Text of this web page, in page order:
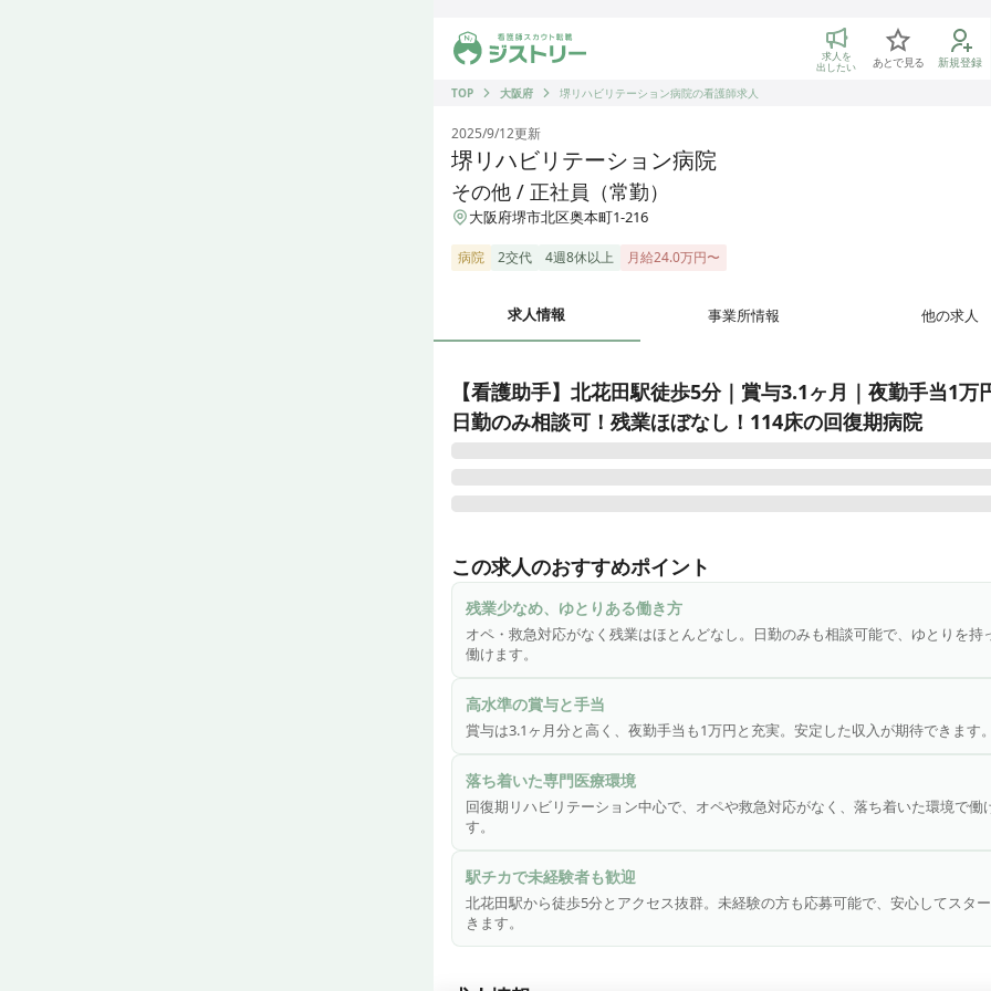
ジストリー 看護師の転職マッチング
求人を
出したい あとで見る 新規登録
TOP
大阪府 堺リハビリテーション病院の看護師求人
2025/9/12更新
堺リハビリテーション病院
その他 / 正社員（常勤）
大阪府堺市北区奥本町1-216
病院 2交代 4週8休以上 月給24.0万円〜
求人情報 事業所情報 他の求人
【看護助手】北花田駅徒歩5分｜賞与3.1ヶ月｜夜勤手当1万
日勤のみ相談可！残業ほぼなし！114床の回復期病院
病院】は、回復期リハビリテーション病棟 45床、療養病床 40床、障害
29床を有し、リハビリテーション科を標榜する病院です。オペや救急対
く、急性期病院と比べて落ち着いた雰囲気が特徴的で、職員もゆとりを
働いています。
＼看護助手を募集中！／
興味を持っていただけた方は【応募する】を押して、ご応募ください！
ご応募お待ちしております！
この求人のおすすめポイント
残業少なめ、ゆとりある働き方
オペ・救急対応がなく残業はほとんどなし。日勤のみも相談可能で、ゆとりを持
働けます。
高水準の賞与と手当
賞与は3.1ヶ月分と高く、夜勤手当も1万円と充実。安定した収入が期待できます。
落ち着いた専門医療環境
回復期リハビリテーション中心で、オペや救急対応がなく、落ち着いた環境で働
す。
駅チカで未経験者も歓迎
北花田駅から徒歩5分とアクセス抜群。未経験の方も応募可能で、安心してスタ
きます。